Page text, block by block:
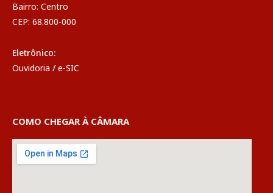
Bairro: Centro
CEP: 68.800-000
Eletrônico:
Ouvidoria / e-SIC
COMO CHEGAR À CÂMARA